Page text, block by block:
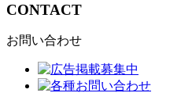
CONTACT
お問い合わせ